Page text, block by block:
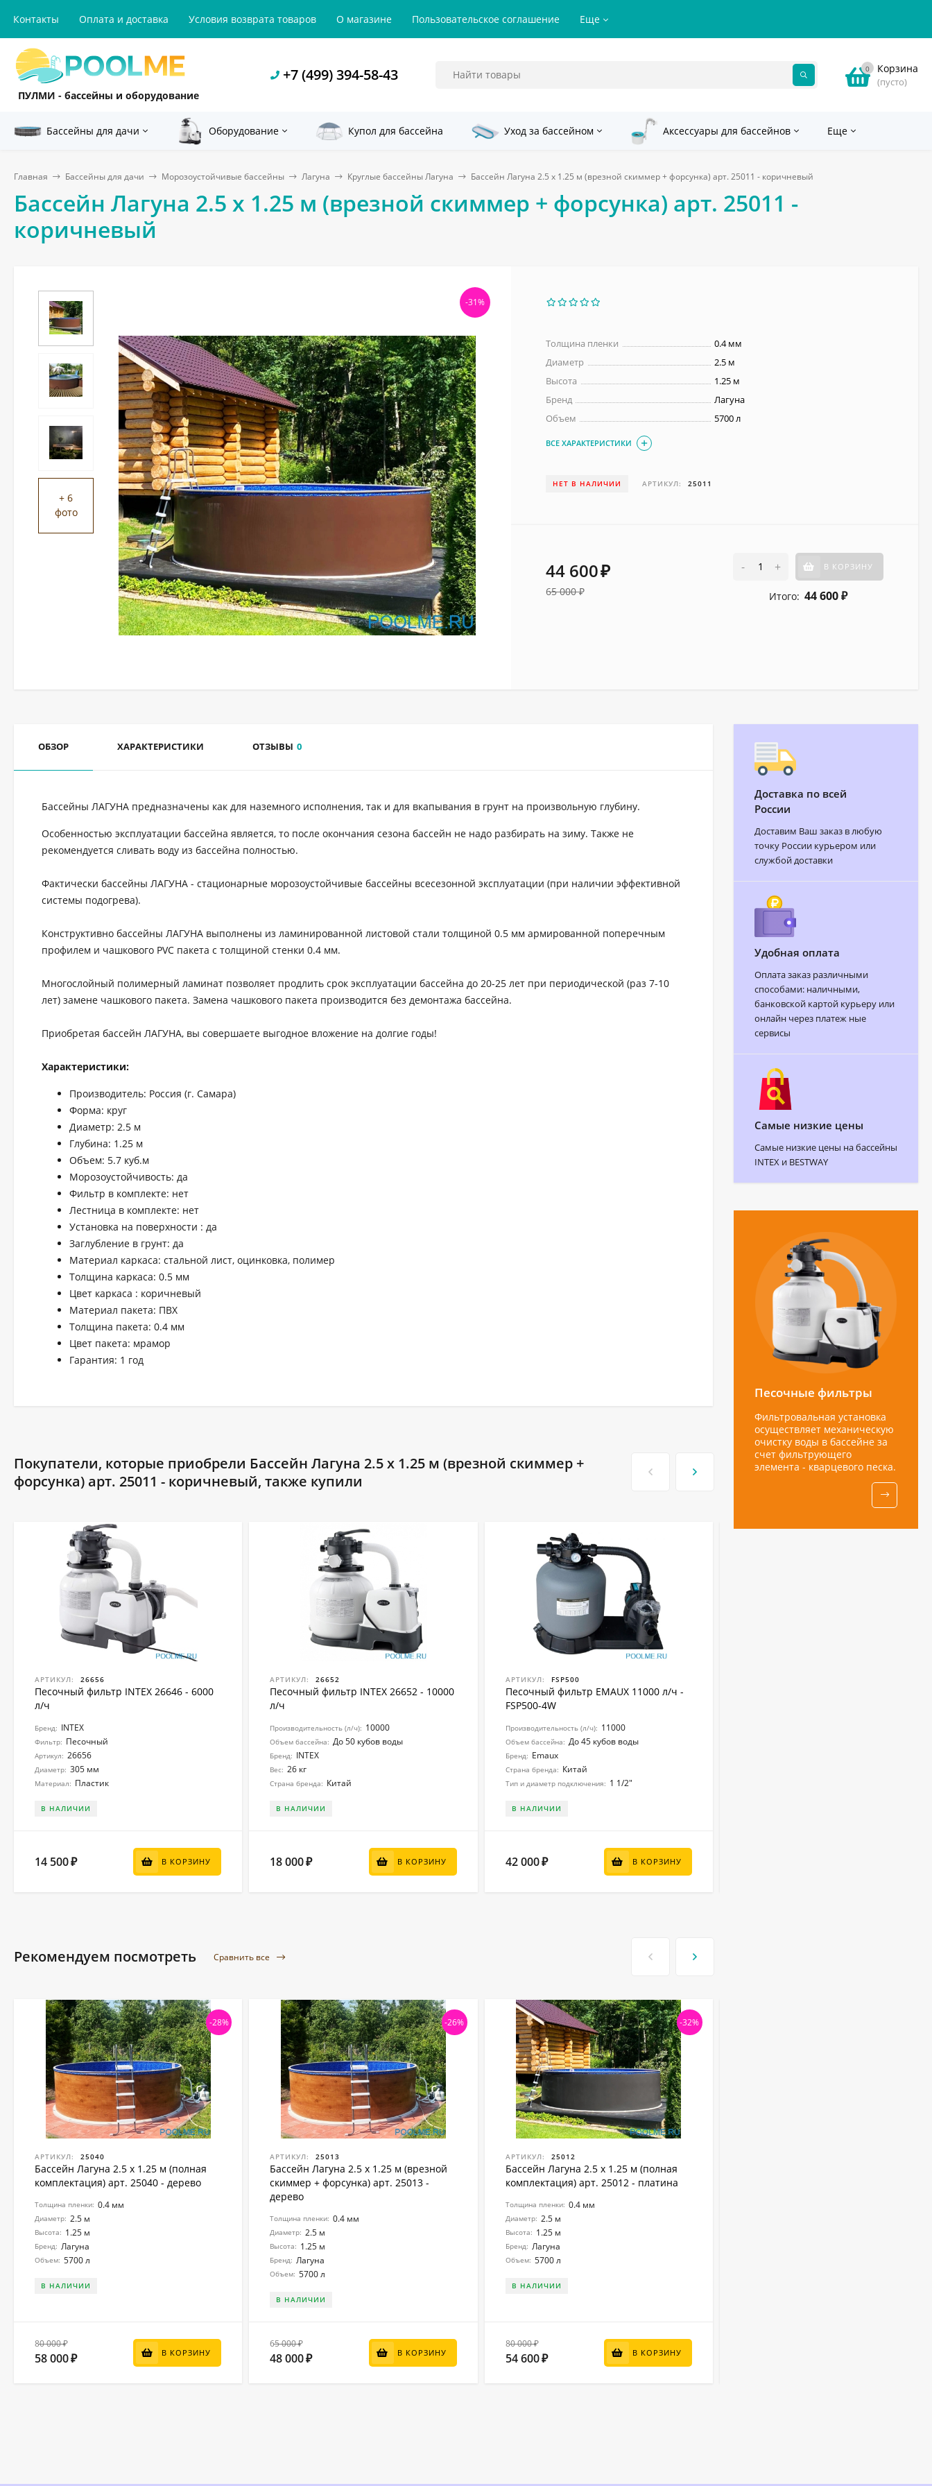
Контакты Оплата и доставка Условия возврата товаров О магазине Пользовательское соглашение Еще
ПУЛМИ - бассейны и оборудование
+7 (499) 394-58-43 0 Корзина
(пусто)
Бассейны для дачи Оборудование Купол для бассейна Уход за бассейном Аксессуары для бассейнов Еще
Главная Бассейны для дачи Морозоустойчивые бассейны Лагуна Круглые бассейны Лагуна Бассейн Лагуна 2.5 х 1.25 м (врезной скиммер + форсунка) арт. 25011 - коричневый
Бассейн Лагуна 2.5 х 1.25 м (врезной скиммер + форсунка) арт. 25011 -
коричневый
+ 6
фото
-31%
Толщина пленки
0.4 мм
Диаметр
2.5 м
Высота
1.25 м
Бренд
Лагуна
Объем
5700 л
ВСЕ ХАРАКТЕРИСТИКИ
НЕТ В НАЛИЧИИ АРТИКУЛ: 25011
44 600₽
65 000 ₽
- + В КОРЗИНУ
Итого: 44 600 ₽
ОБЗОР ХАРАКТЕРИСТИКИ ОТЗЫВЫ 0
Бассейны ЛАГУНА предназначены как для наземного исполнения, так и для вкапывания в грунт на произвольную глубину.
Особенностью эксплуатации бассейна является, то после окончания сезона бассейн не надо разбирать на зиму. Также не
рекомендуется сливать воду из бассейна полностью.
Фактически бассейны ЛАГУНА - стационарные морозоустойчивые бассейны всесезонной эксплуатации (при наличии эффективной
системы подогрева).
Конструктивно бассейны ЛАГУНА выполнены из ламинированной листовой стали толщиной 0.5 мм армированной поперечным
профилем и чашкового PVC пакета с толщиной стенки 0.4 мм.
Многослойный полимерный ламинат позволяет продлить срок эксплуатации бассейна до 20-25 лет при периодической (раз 7-10
лет) замене чашкового пакета. Замена чашкового пакета производится без демонтажа бассейна.
Приобретая бассейн ЛАГУНА, вы совершаете выгодное вложение на долгие годы!
Характеристики:
Производитель: Россия (г. Самара)
Форма: круг
Диаметр: 2.5 м
Глубина: 1.25 м
Объем: 5.7 куб.м
Морозоустойчивость: да
Фильтр в комплекте: нет
Лестница в комплекте: нет
Установка на поверхности : да
Заглубление в грунт: да
Материал каркаса: стальной лист, оцинковка, полимер
Толщина каркаса: 0.5 мм
Цвет каркаса : коричневый
Материал пакета: ПВХ
Толщина пакета: 0.4 мм
Цвет пакета: мрамор
Гарантия: 1 год
Покупатели, которые приобрели Бассейн Лагуна 2.5 х 1.25 м (врезной скиммер +
форсунка) арт. 25011 - коричневый, также купили
АРТИКУЛ: 26656
Песочный фильтр INTEX 26646 - 6000
л/ч
Бренд: INTEX
Фильтр: Песочный
Артикул: 26656
Диаметр: 305 мм
Материал: Пластик
В НАЛИЧИИ
14 500₽ В КОРЗИНУ
АРТИКУЛ: 26652
Песочный фильтр INTEX 26652 - 10000
л/ч
Производительность (л/ч): 10000
Объем бассейна: До 50 кубов воды
Бренд: INTEX
Вес: 26 кг
Страна бренда: Китай
В НАЛИЧИИ
18 000₽ В КОРЗИНУ
АРТИКУЛ: FSP500
Песочный фильтр EMAUX 11000 л/ч -
FSP500-4W
Производительность (л/ч): 11000
Объем бассейна: До 45 кубов воды
Бренд: Emaux
Страна бренда: Китай
Тип и диаметр подключения: 1 1/2"
В НАЛИЧИИ
42 000₽ В КОРЗИНУ
Рекомендуем посмотреть Сравнить все
-28%
АРТИКУЛ: 25040
Бассейн Лагуна 2.5 х 1.25 м (полная
комплектация) арт. 25040 - дерево
Толщина пленки: 0.4 мм
Диаметр: 2.5 м
Высота: 1.25 м
Бренд: Лагуна
Объем: 5700 л
В НАЛИЧИИ
80 000 ₽
58 000₽
В КОРЗИНУ
-26%
АРТИКУЛ: 25013
Бассейн Лагуна 2.5 х 1.25 м (врезной
скиммер + форсунка) арт. 25013 -
дерево
Толщина пленки: 0.4 мм
Диаметр: 2.5 м
Высота: 1.25 м
Бренд: Лагуна
Объем: 5700 л
В НАЛИЧИИ
65 000 ₽
48 000₽
В КОРЗИНУ
-32%
АРТИКУЛ: 25012
Бассейн Лагуна 2.5 х 1.25 м (полная
комплектация) арт. 25012 - платина
Толщина пленки: 0.4 мм
Диаметр: 2.5 м
Высота: 1.25 м
Бренд: Лагуна
Объем: 5700 л
В НАЛИЧИИ
80 000 ₽
54 600₽
В КОРЗИНУ
Доставка по всей
России
Доставим Ваш заказ в любую
точку России курьером или
службой доставки
Удобная оплата
Оплата заказ различными
способами: наличными,
банковской картой курьеру или
онлайн через платеж ные
сервисы
Самые низкие цены
Самые низкие цены на бассейны
INTEX и BESTWAY
Песочные фильтры
Фильтровальная установка
осуществляет механическую
очистку воды в бассейне за
счет фильтрующего
элемента - кварцевого песка.